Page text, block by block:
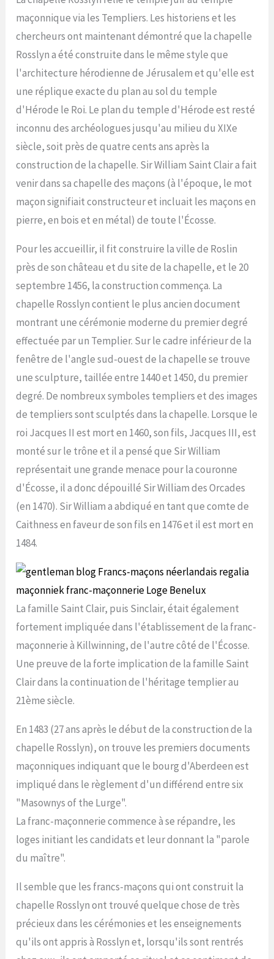
maçonnique via les Templiers. Les historiens et les
chercheurs ont maintenant démontré que la chapelle
Rosslyn a été construite dans le même style que
l'architecture hérodienne de Jérusalem et qu'elle est
une réplique exacte du plan au sol du temple
d'Hérode le Roi. Le plan du temple d'Hérode est resté
inconnu des archéologues jusqu'au milieu du XIXe
siècle, soit près de quatre cents ans après la
construction de la chapelle. Sir William Saint Clair a fait
venir dans sa chapelle des maçons (à l'époque, le mot
maçon signifiait constructeur et incluait les maçons en
pierre, en bois et en métal) de toute l'Écosse.
Pour les accueillir, il fit construire la ville de Roslin
près de son château et du site de la chapelle, et le 20
septembre 1456, la construction commença. La
chapelle Rosslyn contient le plus ancien document
montrant une cérémonie moderne du premier degré
effectuée par un Templier. Sur le cadre inférieur de la
fenêtre de l'angle sud-ouest de la chapelle se trouve
une sculpture, taillée entre 1440 et 1450, du premier
degré. De nombreux symboles templiers et des images
de templiers sont sculptés dans la chapelle. Lorsque le
roi Jacques II est mort en 1460, son fils, Jacques III, est
monté sur le trône et il a pensé que Sir William
représentait une grande menace pour la couronne
d'Écosse, il a donc dépouillé Sir William des Orcades
(en 1470). Sir William a abdiqué en tant que comte de
Caithness en faveur de son fils en 1476 et il est mort en
1484.
La famille Saint Clair, puis Sinclair, était également
fortement impliquée dans l'établissement de la franc-
maçonnerie à Killwinning, de l'autre côté de l'Écosse.
Une preuve de la forte implication de la famille Saint
Clair dans la continuation de l'héritage templier au
21ème siècle.
En 1483 (27 ans après le début de la construction de la
chapelle Rosslyn), on trouve les premiers documents
maçonniques indiquant que le bourg d'Aberdeen est
impliqué dans le règlement d'un différend entre six
"Masownys of the Lurge".
La franc-maçonnerie commence à se répandre, les
loges initiant les candidats et leur donnant la "parole
du maître".
Il semble que les francs-maçons qui ont construit la
chapelle Rosslyn ont trouvé quelque chose de très
précieux dans les cérémonies et les enseignements
qu'ils ont appris à Rosslyn et, lorsqu'ils sont rentrés